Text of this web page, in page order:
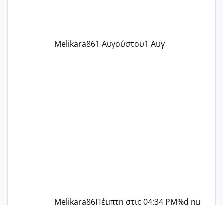
Melikara861 Αυγούστου1 Αυγ
Melikara86Πέμπτη στις 04:34 PM%d ημ